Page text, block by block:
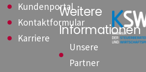
Kundenportal
Kontaktformular
Karriere
Weitere
Informationen
Unsere
Partner